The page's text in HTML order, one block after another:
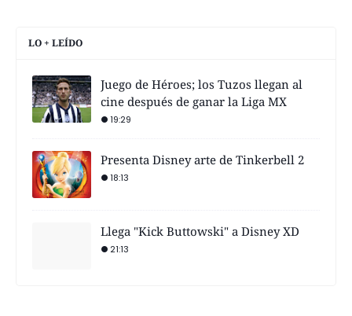
LO + LEÍDO
Juego de Héroes; los Tuzos llegan al
cine después de ganar la Liga MX
19:29
Presenta Disney arte de Tinkerbell 2
18:13
Llega "Kick Buttowski" a Disney XD
21:13